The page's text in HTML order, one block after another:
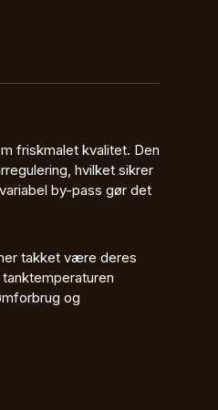
friskmalet kvalitet. Den
hvilket sikrer
by-pass gør det
takket være deres
og